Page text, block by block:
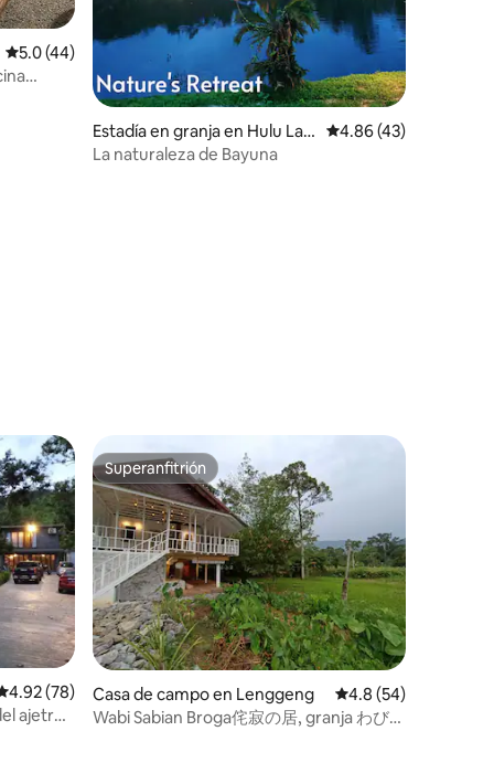
Calificación promedio: 5.0 de 5, 44 reseñas
5.0 (44)
Estadía en granja en Hulu Lan
gat District
Calificación
4.86 (43)
La naturaleza de Bayuna
promedio: 4.92 de 5, 78 reseñas
4.92 (78)
ajetreo
Superanfitrión
Superanfitrión
Casa de campo en Lenggeng Calificación
4.8 (54)
Wabi Sabian Broga侘寂の居, granja わび・